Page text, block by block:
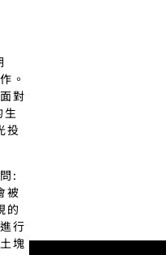
。
對
生
投
:
被
的
行
塊